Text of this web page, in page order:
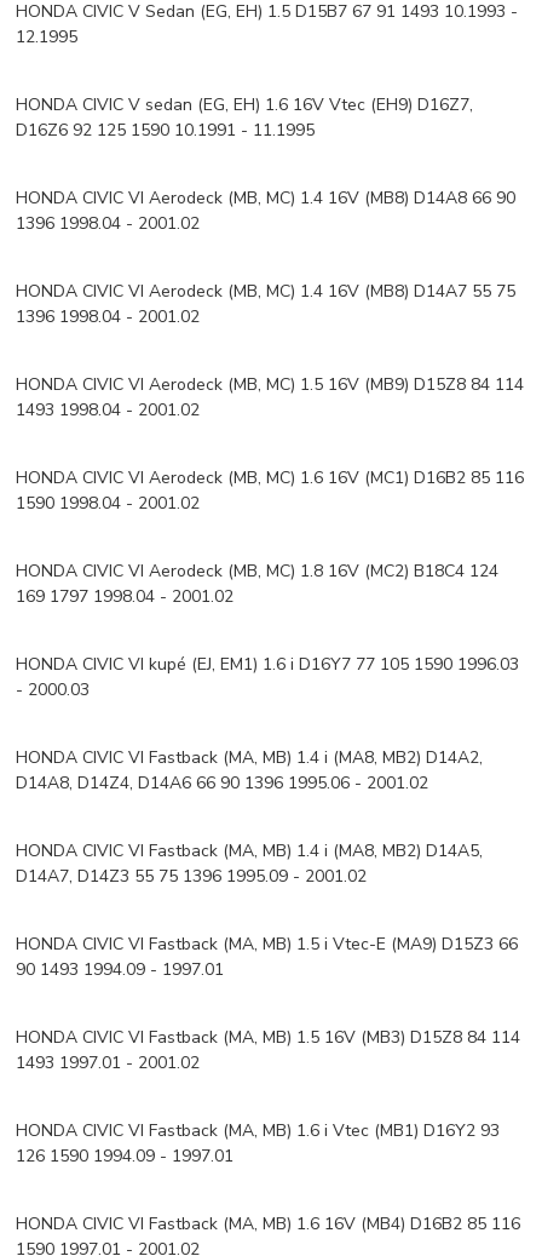
HONDA CIVIC V Sedan (EG, EH) 1.5 D15B7 67 91 1493 10.1993 -
12.1995
HONDA CIVIC V sedan (EG, EH) 1.6 16V Vtec (EH9) D16Z7,
D16Z6 92 125 1590 10.1991 - 11.1995
HONDA CIVIC VI Aerodeck (MB, MC) 1.4 16V (MB8) D14A8 66 90
1396 1998.04 - 2001.02
HONDA CIVIC VI Aerodeck (MB, MC) 1.4 16V (MB8) D14A7 55 75
1396 1998.04 - 2001.02
HONDA CIVIC VI Aerodeck (MB, MC) 1.5 16V (MB9) D15Z8 84 114
1493 1998.04 - 2001.02
HONDA CIVIC VI Aerodeck (MB, MC) 1.6 16V (MC1) D16B2 85 116
1590 1998.04 - 2001.02
HONDA CIVIC VI Aerodeck (MB, MC) 1.8 16V (MC2) B18C4 124
169 1797 1998.04 - 2001.02
HONDA CIVIC VI kupé (EJ, EM1) 1.6 i D16Y7 77 105 1590 1996.03
- 2000.03
HONDA CIVIC VI Fastback (MA, MB) 1.4 i (MA8, MB2) D14A2,
D14A8, D14Z4, D14A6 66 90 1396 1995.06 - 2001.02
HONDA CIVIC VI Fastback (MA, MB) 1.4 i (MA8, MB2) D14A5,
D14A7, D14Z3 55 75 1396 1995.09 - 2001.02
HONDA CIVIC VI Fastback (MA, MB) 1.5 i Vtec-E (MA9) D15Z3 66
90 1493 1994.09 - 1997.01
HONDA CIVIC VI Fastback (MA, MB) 1.5 16V (MB3) D15Z8 84 114
1493 1997.01 - 2001.02
HONDA CIVIC VI Fastback (MA, MB) 1.6 i Vtec (MB1) D16Y2 93
126 1590 1994.09 - 1997.01
HONDA CIVIC VI Fastback (MA, MB) 1.6 16V (MB4) D16B2 85 116
1590 1997.01 - 2001.02